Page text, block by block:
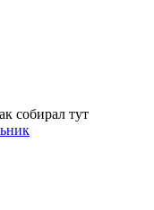
собирал тут